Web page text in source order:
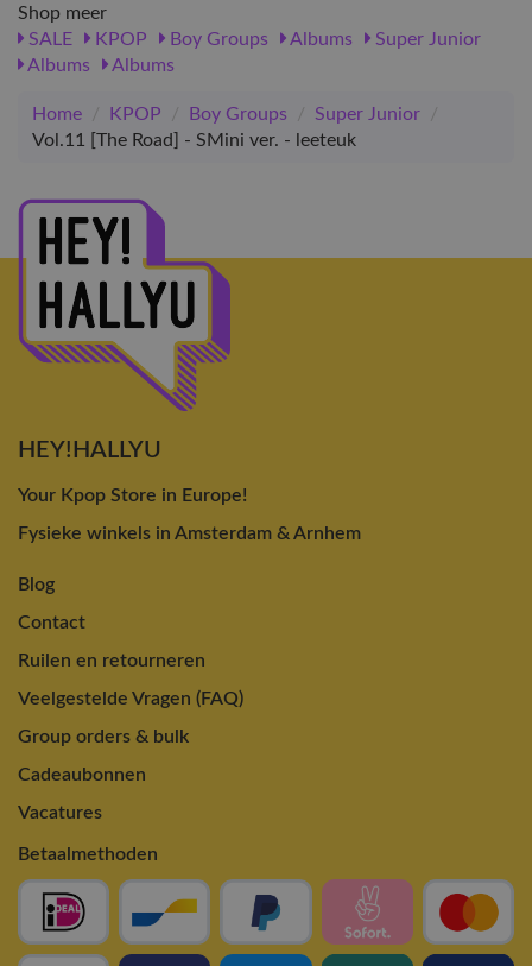
Shop meer
SALE
KPOP Boy Groups Albums
Super Junior
Albums
Albums
Home / KPOP / Boy Groups / Super Junior
/
Vol.11 [The Road] - SMini ver. - leeteuk
HEY!HALLYU
Your Kpop Store in Europe!
Fysieke winkels in Amsterdam & Arnhem
Blog
Contact
Ruilen en retourneren
Veelgestelde Vragen (FAQ)
Group orders & bulk
Cadeaubonnen
Vacatures
Betaalmethoden